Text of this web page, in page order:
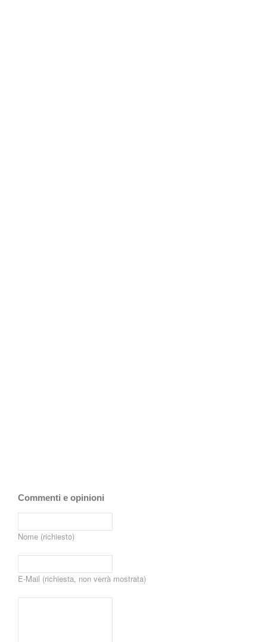
Commenti e opinioni
Nome (richiesto)
E-Mail (richiesta, non verrà mostrata)